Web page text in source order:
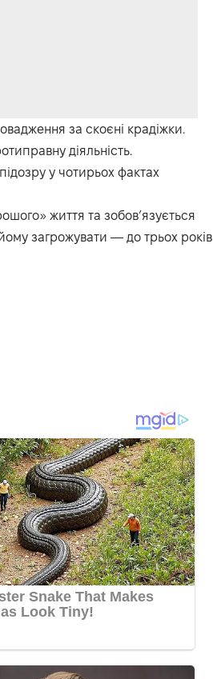
за скоєні крадіжки.
діяльність.
у чотирьох фактах
життя та зобов’язується
загрожувати — до трьох років